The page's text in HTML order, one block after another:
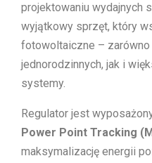
projektowaniu wydajnych
wyjątkowy sprzęt, który
fotowoltaiczne – zarówno
jednorodzinnych, jak i
systemy.
Regulator jest
Power Point Tracking
maksymalizację energii